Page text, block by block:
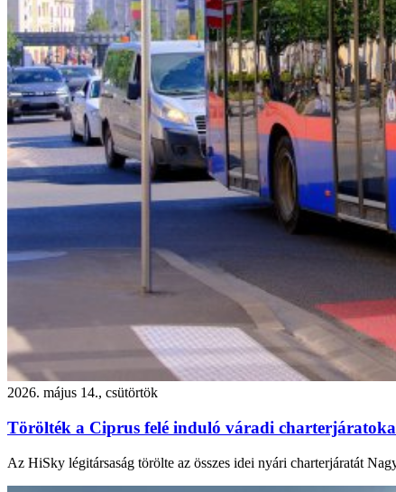
2026. május 14., csütörtök
Törölték a Ciprus felé induló váradi
Az HiSky légitársaság törölte az összes idei nyári charterjáratát